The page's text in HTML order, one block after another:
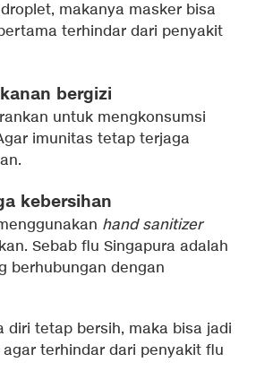
makanya masker bisa
terhindar dari penyakit
bergizi
untuk mengkonsumsi
imunitas tetap terjaga
kebersihan
hand sanitizer
Sebab flu Singapura adalah
berhubungan dengan
diri tetap bersih, maka bisa jadi
terhindar dari penyakit flu